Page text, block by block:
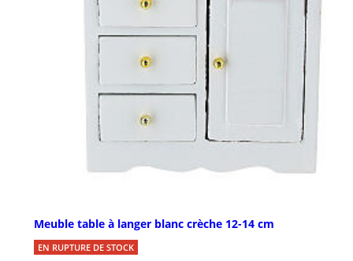
Meuble table à langer blanc crèche 12-14 cm
EN RUPTURE DE STOCK